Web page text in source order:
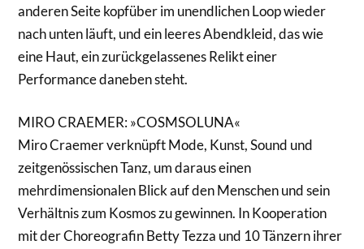
anderen Seite kopfüber im unendlichen Loop wieder
nach unten läuft, und ein leeres Abendkleid, das wie
eine Haut, ein zurückgelassenes Relikt einer
Performance daneben steht.
MIRO CRAEMER: »COSMSOLUNA«
Miro Craemer verknüpft Mode, Kunst, Sound und
zeitgenössischen Tanz, um daraus einen
mehrdimensionalen Blick auf den Menschen und sein
Verhältnis zum Kosmos zu gewinnen. In Kooperation
mit der Choreografin Betty Tezza und 10 Tänzern ihrer